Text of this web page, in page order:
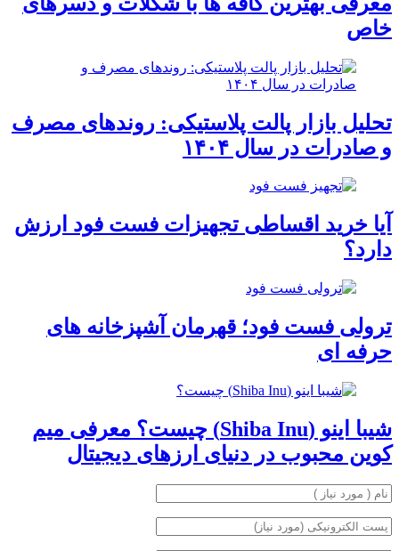
خاص
تحلیل بازار پالت پلاستیکی: روندهای مصرف
و صادرات در سال ۱۴۰۴
آیا خرید اقساطی تجهیزات فست فود ارزش
دارد؟
ترولی فست فود؛ قهرمان آشپزخانه های
حرفه ای
شیبا اینو (Shiba Inu) چیست؟ معرفی میم
کوین محبوب در دنیای ارزهای دیجیتال